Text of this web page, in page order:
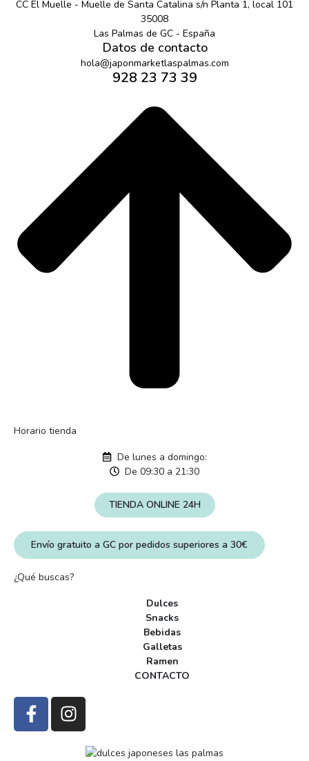
¿Qué buscas?
Dulces
Snacks
Bebidas
Galletas
Ramen
CONTACTO
Horario tienda
De lunes a domingo:
De 09:30 a 21:30
TIENDA ONLINE 24H
Envío gratuito a GC por pedidos superiores a 30€
CC El Muelle - Muelle de Santa Catalina s/n Planta 1, local 101
35008
Las Palmas de GC - España
Datos de contacto
hola@japonmarketlaspalmas.com
928 23 73 39